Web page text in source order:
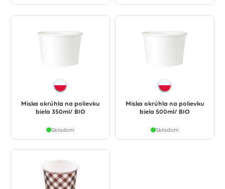
Miska okrúhla na polievku
biela 350ml/ BIO
Skladom
Miska okrúhla na polievku
biela 500ml/ BIO
Skladom